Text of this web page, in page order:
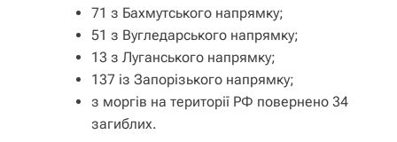
71 з Бахмутського напрямку;
51 з Вугледарського напрямку;
13 з Луганського напрямку;
137 із Запорізького напрямку;
з моргів на території РФ повернено 34
загиблих.